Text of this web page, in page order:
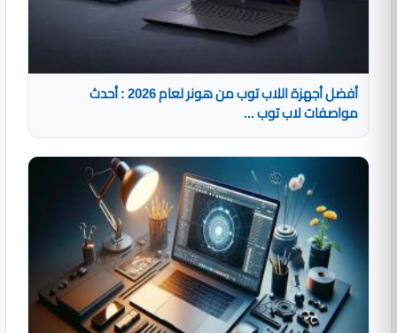
أفضل أجهزة اللاب توب من هونر لعام 2026 : أحدث
مواصفات لاب توب ...